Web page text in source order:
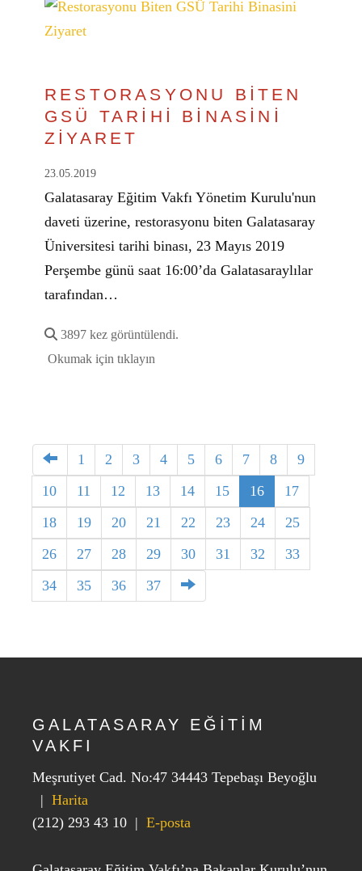
RESTORASYONU BİTEN
GSÜ TARİHİ BİNASİNİ
ZİYARET
23.05.2019
Galatasaray Eğitim Vakfı Yönetim Kurulu'nun
daveti üzerine, restorasyonu biten Galatasaray
Üniversitesi tarihi binası, 23 Mayıs 2019
Perşembe günü saat 16:00’da Galatasaraylılar
tarafından…
3897 kez görüntülendi.
Okumak için tıklayın
1 2 3 4 5 6 7 8
9
10
11 12 13 14 15 16
17
18
19 20 21 22 23 24
25
26
27 28 29 30 31 32
33
34
35 36 37
GALATASARAY EĞİTİM
VAKFI
Meşrutiyet Cad. No:47 34443 Tepebaşı Beyoğlu
| Harita
(212) 293 43 10 | E-posta